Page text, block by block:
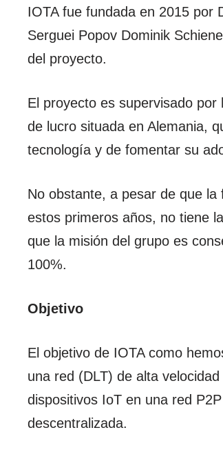
IOTA fue fundada en 2015 por
Serguei Popov Dominik
del proyecto.
El proyecto es supervisado
de lucro situada en Alemania,
tecnología y de fomentar su
No obstante, a pesar de que
estos primeros años, no tiene
que la misión del grupo es
100%.
Objetivo
El objetivo de IOTA como
una red (DLT) de alta
dispositivos IoT en una red
descentralizada.